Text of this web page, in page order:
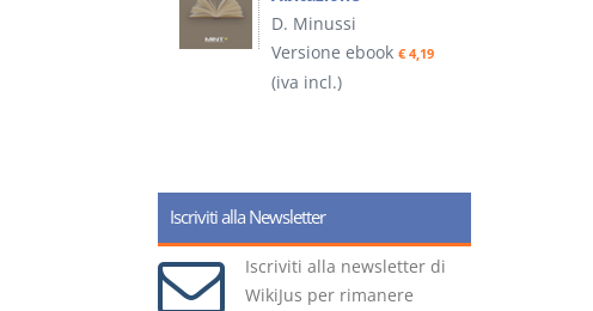
D. Minussi
Versione ebook € 4,19
(iva incl.)
Iscriviti alla Newsletter
Iscriviti alla newsletter di
WikiJus per rimanere